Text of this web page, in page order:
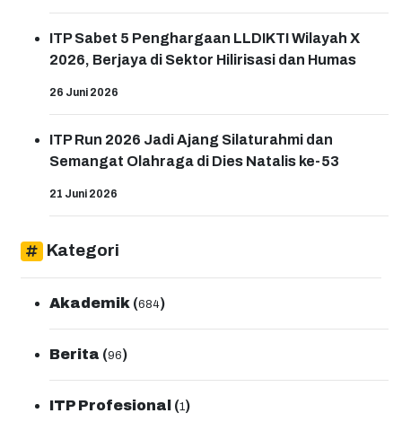
ITP Sabet 5 Penghargaan LLDIKTI Wilayah X
2026, Berjaya di Sektor Hilirisasi dan Humas
26 Juni 2026
ITP Run 2026 Jadi Ajang Silaturahmi dan
Semangat Olahraga di Dies Natalis ke-53
21 Juni 2026
Kategori
Akademik (684)
Berita (96)
ITP Profesional (1)